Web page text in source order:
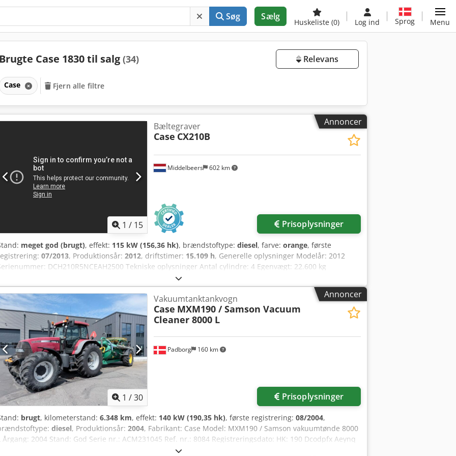
Søg Sælg
Huskeliste (0) Log ind Sprog Menu
Brugte Case 1830 til salg (34) Relevans
Case Fjern alle filtre
Annoncer
1 / 15
Middelbeers 602 km
Bæltegraver
Case CX210B
Prisoplysninger
meget god (brugt), effekt: 115 kW (156,36 hk), brændstoftype: diesel, farve: orange, første
07/2013, Produktionsår: 2012, driftstimer: 15.109 h, Generelle oplysninger Modelår: 2012
DCH210R5NCEAH2500 Tekniske oplysninger Antal cylindre: 4 Egenvægt: 22.600 kg
Funktionelt Arbejdsbredde: 300 cm CE-mærkning: ja Stand Teknisk stand: meget god Dsdpfx Ahoy En
Visuel stand: meget god Finansielle oplysninger Pris: Efter forespørgsel Garanti Garanti: Fra første
komplet servicehistorik, straks klar til brug! - 80 % undervogn - Inkl. 3 skovle: 1300 mm, 450 mm og
mm grøfteskovl - Option med 2021 TOPCON 3D-SYSTEM
Annoncer
1 /30
Padborg 160 km
Vakuumtanktankvogn
Case MXM190 / Samson Vacuum
Cleaner 8000 L
Prisoplysninger
brugt, kilometerstand: 6.348 km, effekt: 140 kW (190,35 hk), første registrering: 08/2004,
diesel, Produktionsår: 2004, Fabrikant: Case Model: MXM190 / Samson vakuumtønde 8000
Årgang: 2004 Stand: God Serie nr.: ACM231045 Ref. nr.: 8084 Registreringsdato: HK: 190 Dcodpfx Aeynq
Dbjhfek Timer: 6348 Gearkasse: Fuldt powershift 19+6 Dieseltank(e): 1 Tankstørrelse: 400 L Radio: ?